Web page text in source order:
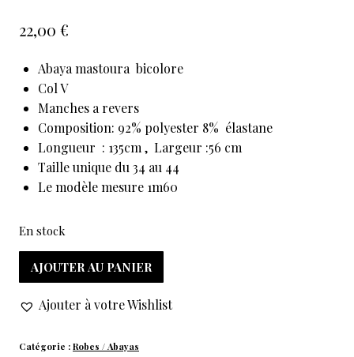
22,00 €
Abaya mastoura bicolore
Col V
Manches a revers
Composition: 92% polyester 8% élastane
Longueur : 135cm , Largeur :56 cm
Taille unique du 34 au 44
Le modèle mesure 1m60
En stock
AJOUTER AU PANIER
Ajouter à votre Wishlist
Catégorie : Robes / Abayas